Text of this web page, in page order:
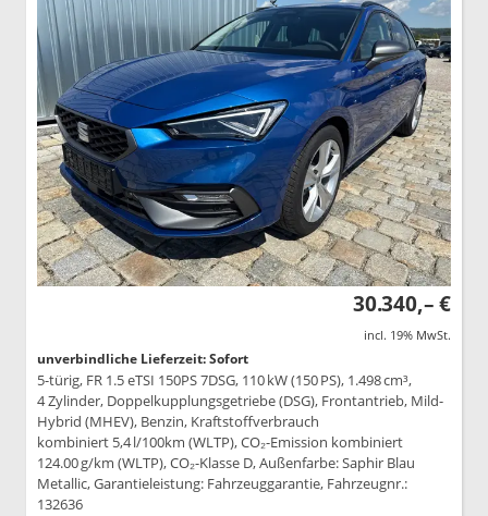
30.340,– €
incl. 19% MwSt.
unverbindliche Lieferzeit: Sofort
5-türig, FR 1.5 eTSI 150PS 7DSG, 110 kW (150 PS), 1.498 cm³,
4 Zylinder, Doppelkupplungsgetriebe (DSG), Frontantrieb, Mild-
Hybrid (MHEV), Benzin, Kraftstoffverbrauch
kombiniert 5,4 l/100km (WLTP), CO₂-Emission kombiniert
124.00 g/km (WLTP), CO₂-Klasse D, Außenfarbe: Saphir Blau
Metallic, Garantieleistung: Fahrzeuggarantie, Fahrzeugnr.:
132636